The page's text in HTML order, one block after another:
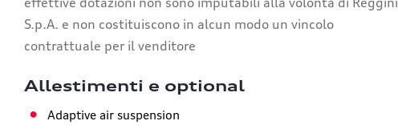
S.p.A. e non costituiscono in alcun modo un vincolo
contrattuale per il venditore
Allestimenti e optional
Adaptive air suspension